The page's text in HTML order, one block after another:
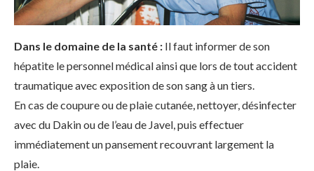
Dans le domaine de la santé : Il faut informer de son
hépatite le personnel médical ainsi que lors de tout accident
traumatique avec exposition de son sang à un tiers.
En cas de coupure ou de plaie cutanée, nettoyer, désinfecter
avec du Dakin ou de l’eau de Javel, puis effectuer
immédiatement un pansement recouvrant largement la
plaie.